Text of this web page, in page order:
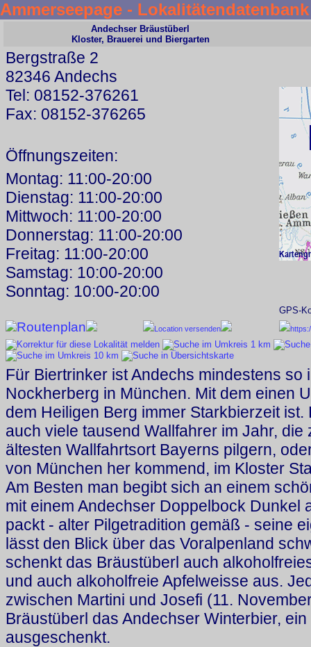
Ammerseepage - Lokalitätendatenbank
Andechser Bräustüberl
Kloster, Brauerei und Biergarten
Bergstraße 2
82346 Andechs
Tel: 08152-376261
Fax: 08152-376265
Öffnungszeiten:
Montag: 11:00-20:00
Dienstag: 11:00-20:00
Mittwoch: 11:00-20:00
Donnerstag: 11:00-20:00
Freitag: 11:00-20:00
Samstag: 10:00-20:00
Sonntag: 10:00-20:00
GPS-
Routenplan Location versenden
Für Biertrinker ist Andechs mindestens so
Nockherberg in München. Mit dem einen
dem Heiligen Berg immer Starkbierzeit
auch viele tausend Wallfahrer im Jahr, die
ältesten Wallfahrtsort Bayerns pilgern,
von München her kommend, im Kloster
Am Besten man begibt sich an einem
mit einem Andechser Doppelbock Dunkel
packt - alter Pilgetradition gemäß - seine
lässt den Blick über das Voralpenland
schenkt das Bräustüberl auch
und auch alkoholfreie Apfelweisse aus.
zwischen Martini und Josefi (11.
Bräustüberl das Andechser Winterbier,
ausgeschenkt.